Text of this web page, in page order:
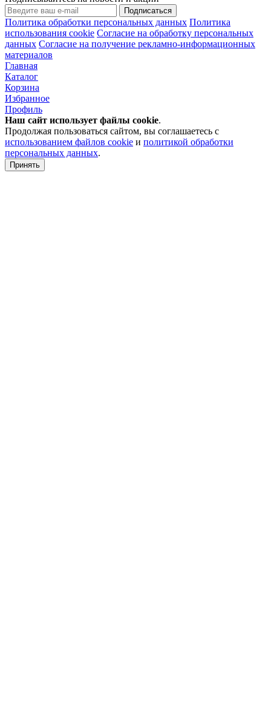
Подписаться
Политика обработки персональных данных Политика
использования cookie Согласие на обработку персональных
данных Согласие на получение рекламно-информационных
материалов
Главная
Каталог
Корзина
Избранное
Профиль
Наш сайт использует файлы cookie.
Продолжая пользоваться сайтом, вы соглашаетесь с
использованием файлов cookie и политикой обработки
персональных данных.
Принять